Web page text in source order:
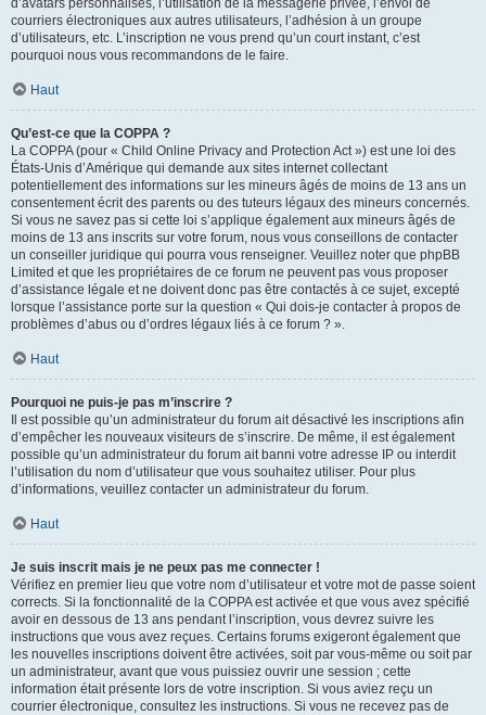
d’avatars personnalisés, l’utilisation de la messagerie privée, l’envoi de
courriers électroniques aux autres utilisateurs, l’adhésion à un groupe
d’utilisateurs, etc. L’inscription ne vous prend qu’un court instant, c’est
pourquoi nous vous recommandons de le faire.
Haut
Qu’est-ce que la COPPA ?
La COPPA (pour « Child Online Privacy and Protection Act ») est une loi des
États-Unis d’Amérique qui demande aux sites internet collectant
potentiellement des informations sur les mineurs âgés de moins de 13 ans un
consentement écrit des parents ou des tuteurs légaux des mineurs concernés.
Si vous ne savez pas si cette loi s’applique également aux mineurs âgés de
moins de 13 ans inscrits sur votre forum, nous vous conseillons de contacter
un conseiller juridique qui pourra vous renseigner. Veuillez noter que phpBB
Limited et que les propriétaires de ce forum ne peuvent pas vous proposer
d’assistance légale et ne doivent donc pas être contactés à ce sujet, excepté
lorsque l’assistance porte sur la question « Qui dois-je contacter à propos de
problèmes d’abus ou d’ordres légaux liés à ce forum ? ».
Haut
Pourquoi ne puis-je pas m’inscrire ?
Il est possible qu’un administrateur du forum ait désactivé les inscriptions afin
d’empêcher les nouveaux visiteurs de s’inscrire. De même, il est également
possible qu’un administrateur du forum ait banni votre adresse IP ou interdit
l’utilisation du nom d’utilisateur que vous souhaitez utiliser. Pour plus
d’informations, veuillez contacter un administrateur du forum.
Haut
Je suis inscrit mais je ne peux pas me connecter !
Vérifiez en premier lieu que votre nom d’utilisateur et votre mot de passe soient
corrects. Si la fonctionnalité de la COPPA est activée et que vous avez spécifié
avoir en dessous de 13 ans pendant l’inscription, vous devrez suivre les
instructions que vous avez reçues. Certains forums exigeront également que
les nouvelles inscriptions doivent être activées, soit par vous-même ou soit par
un administrateur, avant que vous puissiez ouvrir une session ; cette
information était présente lors de votre inscription. Si vous aviez reçu un
courrier électronique, consultez les instructions. Si vous ne recevez pas de